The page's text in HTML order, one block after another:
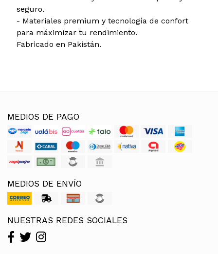
seguro.
- Materiales premium y tecnología de confort
para máximizar tu rendimiento.
Fabricado en Pakistán.
MEDIOS DE PAGO
MEDIOS DE ENVÍO
NUESTRAS REDES SOCIALES